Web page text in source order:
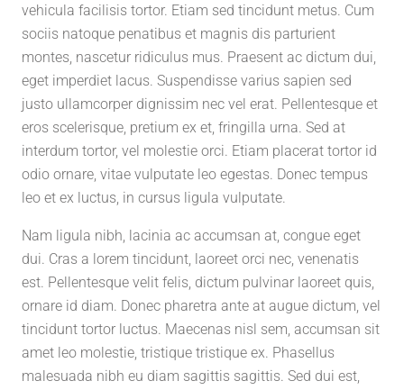
vehicula facilisis tortor. Etiam sed tincidunt metus. Cum
sociis natoque penatibus et magnis dis parturient
montes, nascetur ridiculus mus. Praesent ac dictum dui,
eget imperdiet lacus. Suspendisse varius sapien sed
justo ullamcorper dignissim nec vel erat. Pellentesque et
eros scelerisque, pretium ex et, fringilla urna. Sed at
interdum tortor, vel molestie orci. Etiam placerat tortor id
odio ornare, vitae vulputate leo egestas. Donec tempus
leo et ex luctus, in cursus ligula vulputate.
Nam ligula nibh, lacinia ac accumsan at, congue eget
dui. Cras a lorem tincidunt, laoreet orci nec, venenatis
est. Pellentesque velit felis, dictum pulvinar laoreet quis,
ornare id diam. Donec pharetra ante at augue dictum, vel
tincidunt tortor luctus. Maecenas nisl sem, accumsan sit
amet leo molestie, tristique tristique ex. Phasellus
malesuada nibh eu diam sagittis sagittis. Sed dui est,